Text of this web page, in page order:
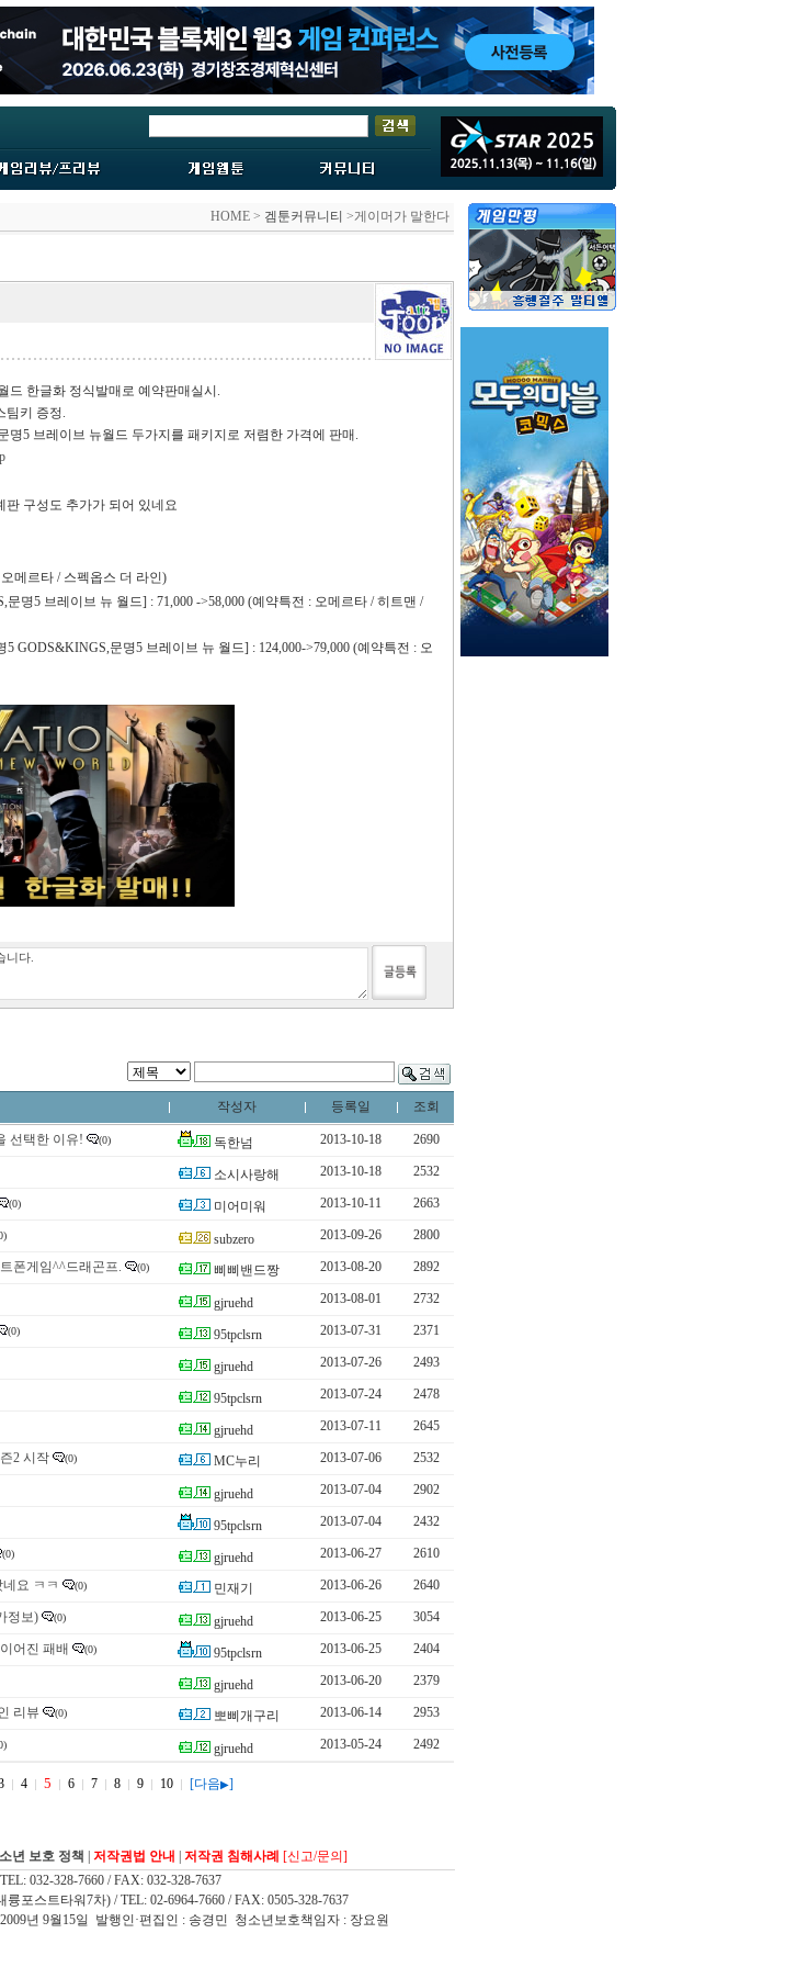
HOME > 겜툰커뮤니티 >게이머가 말한다
드 한글화 정식발매로 예약판매실시.
팀키 증정.
명5 브레이브 뉴월드 두가지를 패키지로 저렴한 가격에 판매.
구성도 추가가 되어 있네요
메르타 / 스펙옵스 더 라인)
명5 브레이브 뉴 월드] : 71,000 ->58,000 (예약특전 : 오메르타 / 히트맨 /
GODS&KINGS,문명5 브레이브 뉴 월드] : 124,000->79,000 (예약특전 : 오
작성자 등록일 조회
선택한 이유! (0) 독한넘 2013-10-18 2690
소시사랑해 2013-10-18 2532
(0) 미어미워 2013-10-11 2663
subzero 2013-09-26 2800
폰게임^^드래곤프. (0) 삐삐밴드짱 2013-08-20 2892
gjruehd 2013-08-01 2732
(0) 95tpclsrn 2013-07-31 2371
gjruehd 2013-07-26 2493
95tpclsrn 2013-07-24 2478
gjruehd 2013-07-11 2645
2 시작 (0) MC누리 2013-07-06 2532
gjruehd 2013-07-04 2902
95tpclsrn 2013-07-04 2432
(0) gjruehd 2013-06-27 2610
요 ㅋㅋ (0) 민재기 2013-06-26 2640
정보) (0) gjruehd 2013-06-25 3054
어진 패배 (0) 95tpclsrn 2013-06-25 2404
gjruehd 2013-06-20 2379
리뷰 (0) 뽀삐개구리 2013-06-14 2953
gjruehd 2013-05-24 2492
4 5 6 7 8 9 10 [다음▶]
년 보호 정책 저작권법 안내 저작권 침해사례
[신고/문의]
032-328-7660 / FAX: 032-328-7637
포스트타워7차) / TEL: 02-6964-7660 / FAX: 0505-328-7637
년 9월15일 발행인·편집인 : 송경민 청소년보호책임자 : 장요원